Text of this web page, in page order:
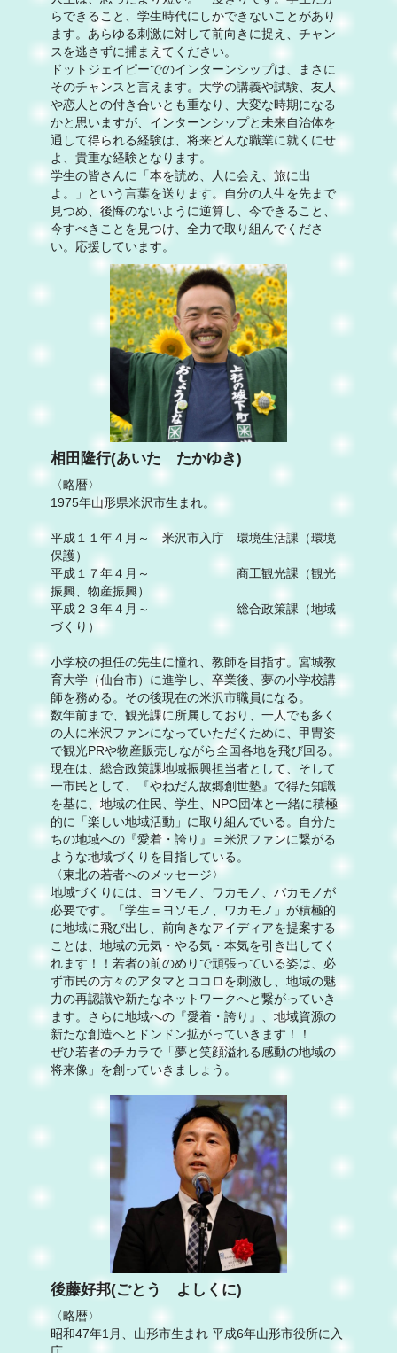
らできること、学生時代にしかできないことがあり
ます。あらゆる刺激に対して前向きに捉え、チャン
スを逃さずに捕まえてください。
ドットジェイピーでのインターンシップは、まさに
そのチャンスと言えます。大学の講義や試験、友人
や恋人との付き合いとも重なり、大変な時期になる
かと思いますが、インターンシップと未来自治体を
通して得られる経験は、将来どんな職業に就くにせ
よ、貴重な経験となります。
学生の皆さんに「本を読め、人に会え、旅に出
よ。」という言葉を送ります。自分の人生を先まで
見つめ、後悔のないように逆算し、今できること、
今すべきことを見つけ、全力で取り組んでくださ
い。応援しています。
相田隆行(あいた たかゆき)
〈略暦〉
1975年山形県米沢市生まれ。
平成１１年４月～ 米沢市入庁 環境生活課（環境
保護）
平成１７年４月～ 商工観光課（観光
振興、物産振興）
平成２３年４月～ 総合政策課（地域
づくり）
小学校の担任の先生に憧れ、教師を目指す。宮城教
育大学（仙台市）に進学し、卒業後、夢の小学校講
師を務める。その後現在の米沢市職員になる。
数年前まで、観光課に所属しており、一人でも多く
の人に米沢ファンになっていただくために、甲冑姿
で観光PRや物産販売しながら全国各地を飛び回る。
現在は、総合政策課地域振興担当者として、そして
一市民として、『やねだん故郷創世塾』で得た知識
を基に、地域の住民、学生、NPO団体と一緒に積極
的に「楽しい地域活動」に取り組んでいる。自分た
ちの地域への『愛着・誇り』＝米沢ファンに繋がる
ような地域づくりを目指している。
〈東北の若者へのメッセージ〉
地域づくりには、ヨソモノ、ワカモノ、バカモノが
必要です。「学生＝ヨソモノ、ワカモノ」が積極的
に地域に飛び出し、前向きなアイディアを提案する
ことは、地域の元気・やる気・本気を引き出してく
れます！！若者の前のめりで頑張っている姿は、必
ず市民の方々のアタマとココロを刺激し、地域の魅
力の再認識や新たなネットワークへと繋がっていき
ます。さらに地域への『愛着・誇り』、地域資源の
新たな創造へとドンドン拡がっていきます！！
ぜひ若者のチカラで「夢と笑顔溢れる感動の地域の
将来像」を創っていきましょう。
後藤好邦(ごとう よしくに)
〈略暦〉
昭和47年1月、山形市生まれ 平成6年山形市役所に入